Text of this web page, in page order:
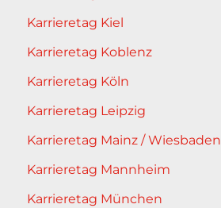
Karrieretag Kiel
Karrieretag Koblenz
Karrieretag Köln
Karrieretag Leipzig
Karrieretag Mainz / Wiesbaden
Karrieretag Mannheim
Karrieretag München